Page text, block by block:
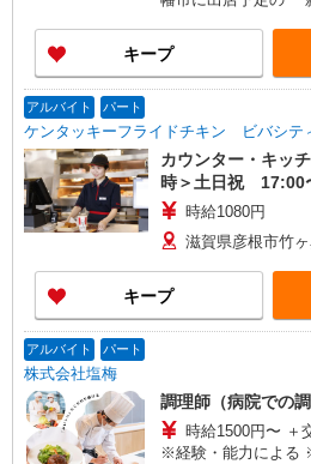
キープ
アルバイト パート
ケンタッキーフライドチキン ビバシテ
カウンター・キッ
時＞土日祝 17:00
時給1080円
滋賀県彦根市竹
キープ
アルバイト パート
株式会社塩梅
調理師（病院での調
時給1500円〜 ＋
※経験・能力による